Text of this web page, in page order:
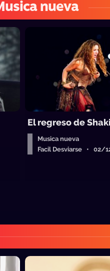
nueva
El regreso de
Musica nueva
Facil Desviarse • 02/